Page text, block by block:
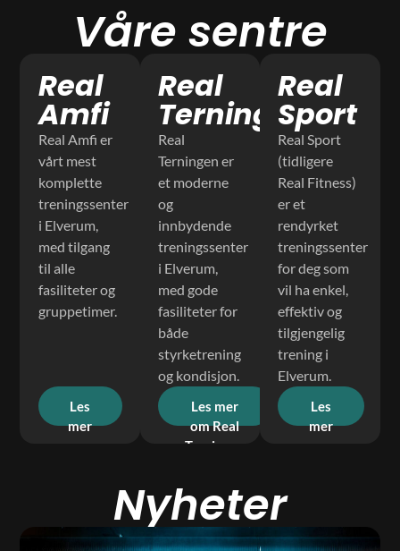
Våre sentre
Real
Amfi
Real Amfi er
vårt mest
komplette
treningssenter
i Elverum,
med tilgang
til alle
fasiliteter og
gruppetimer.
Les
mer
Real
Terningen
Real
Terningen er
et moderne
og
innbydende
treningssenter
i Elverum,
med gode
fasiliteter for
både
styrketrening
og kondisjon.
Les mer
om Real
Terningen
Real
Sport
Real Sport
(tidligere
Real Fitness)
er et
rendyrket
treningssenter
for deg som
vil ha enkel,
effektiv og
tilgjengelig
trening i
Elverum.
Les
mer
Nyheter